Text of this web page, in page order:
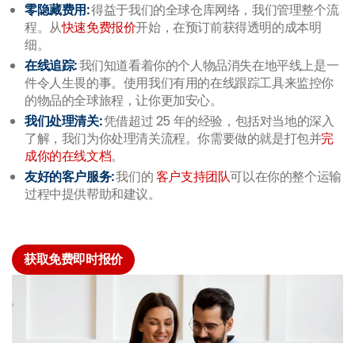
零隐藏费用:得益于我们的全球仓库网络，我们管理整个流
程。从快速免费报价开始，在预订前获得透明的成本明
细。
在线追踪:我们知道看着你的个人物品消失在地平线上是一
件令人生畏的事。使用我们有用的在线跟踪工具来监控你
的物品的全球旅程，让你更加安心。
我们处理清关:凭借超过 25 年的经验，包括对当地的深入
了解，我们为你处理清关流程。你需要做的就是打包并完
成你的在线文档。
友好的客户服务:我们的客户支持团队可以在你的整个运输
过程中提供帮助和建议。
获取免费即时报价